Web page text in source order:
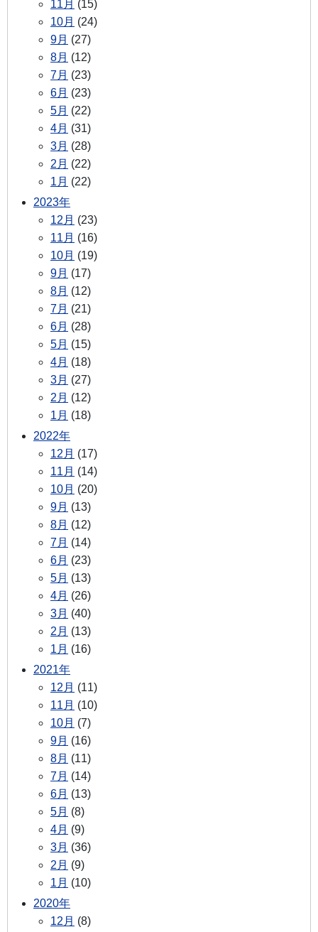
11月 (15)
10月 (24)
9月 (27)
8月 (12)
7月 (23)
6月 (23)
5月 (22)
4月 (31)
3月 (28)
2月 (22)
1月 (22)
2023年
12月 (23)
11月 (16)
10月 (19)
9月 (17)
8月 (12)
7月 (21)
6月 (28)
5月 (15)
4月 (18)
3月 (27)
2月 (12)
1月 (18)
2022年
12月 (17)
11月 (14)
10月 (20)
9月 (13)
8月 (12)
7月 (14)
6月 (23)
5月 (13)
4月 (26)
3月 (40)
2月 (13)
1月 (16)
2021年
12月 (11)
11月 (10)
10月 (7)
9月 (16)
8月 (11)
7月 (14)
6月 (13)
5月 (8)
4月 (9)
3月 (36)
2月 (9)
1月 (10)
2020年
12月 (8)